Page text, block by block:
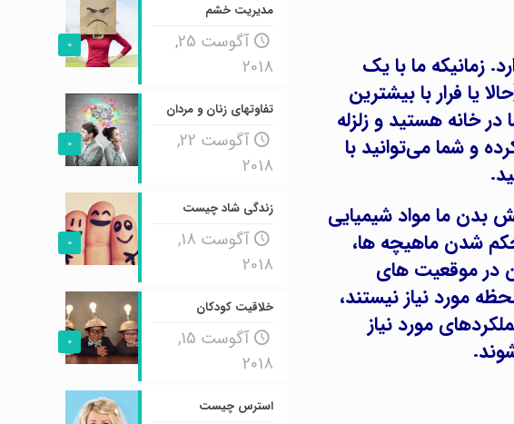
زمانیکه ما با یک
یا فرار با بیشترین
خانه هستید و زلزله
و شما می‌توانید با
بدن ما مواد شیمیایی
شدن ماهیچه ها،
در موقعیت های
مورد نیاز نیستند،
مورد نیاز
0
مدیریت خشم
آگوست 25,
2018
0
تفاوتهای زنان و مردان
آگوست 22,
2018
0
زندگی شاد چیست
آگوست 18,
2018
0
خلاقیت کودکان
آگوست 15,
2018
استرس چیست